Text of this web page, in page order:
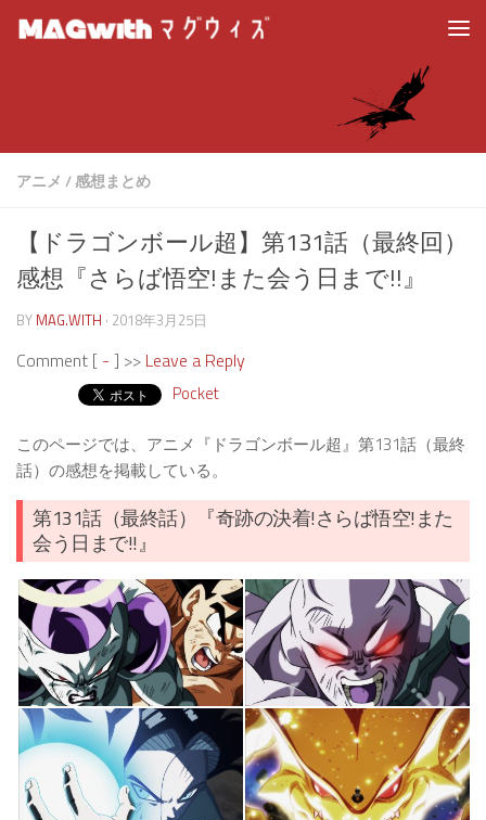
アニメ /感想まとめ
【ドラゴンボール超】第131話（最終回）
感想『さらば悟空!また会う日まで!!』
BY MAG.WITH · 2018年3月25日
Comment [ - ] >> Leave a Reply
Pocket
このページでは、アニメ『ドラゴンボール超』第131話（最終
話）の感想を掲載している。
第131話（最終話）『奇跡の決着!さらば悟空!また
会う日まで!!』